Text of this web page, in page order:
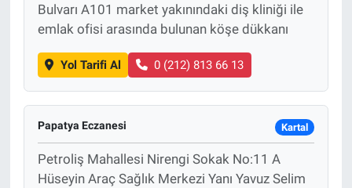
Bulvarı A101 market yakınındaki diş kliniği ile
emlak ofisi arasında bulunan köşe dükkanı
Yol Tarifi Al 0 (212) 813 66 13
Papatya Eczanesi Kartal
Petroliş Mahallesi Nirengi Sokak No:11 A
Hüseyin Araç Sağlık Merkezi Yanı Yavuz Selim